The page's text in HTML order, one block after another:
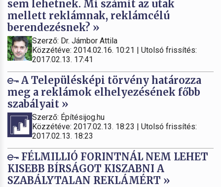
sem lehetnek. Mi számít az utak
mellett reklámnak, reklámcélú
berendezésnek? »
Szerző: Dr. Jámbor Attila
Közzétéve: 2014.02.16. 10:21 | Utolsó frissítés:
2017.02.13. 17:41
A Településképi törvény határozza
meg a reklámok elhelyezésének főbb
szabályait »
Szerző: Építésijog.hu
Közzétéve: 2017.02.13. 18:23 | Utolsó frissítés:
2017.02.13. 18:23
FÉLMILLIÓ FORINTNÁL NEM LEHET
KISEBB BÍRSÁGOT KISZABNI A
SZABÁLYTALAN REKLÁMÉRT »